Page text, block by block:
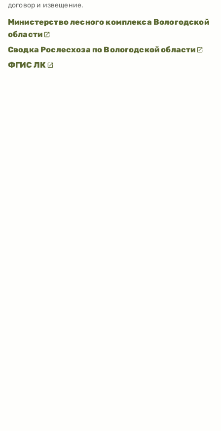
договор и извещение.
Министерство лесного комплекса Вологодской
области
Сводка Рослесхоза по Вологодской области
ФГИС ЛК